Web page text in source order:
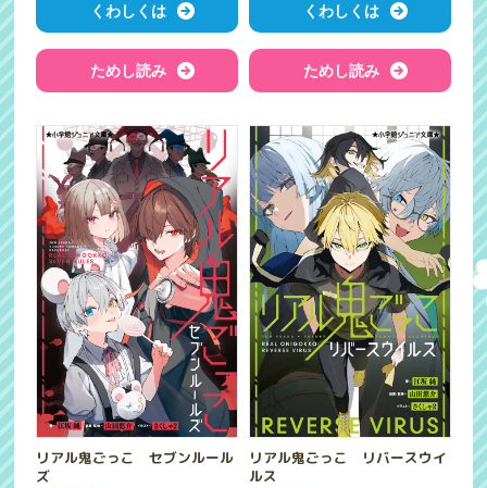
くわしくは
ためし読み
くわしくは
ためし読み
リアル鬼ごっこ セブンルール
ズ
リアル鬼ごっこ リバースウイ
ルス